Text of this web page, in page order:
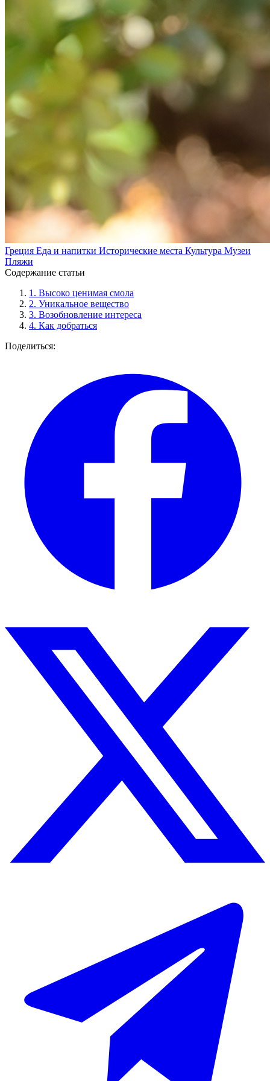
Греция Еда и напитки Исторические места Культура Музеи
Пляжи
Содержание статьи
1. Высоко ценимая смола
2. Уникальное вещество
3. Возобновление интереса
4. Как добраться
Поделиться: